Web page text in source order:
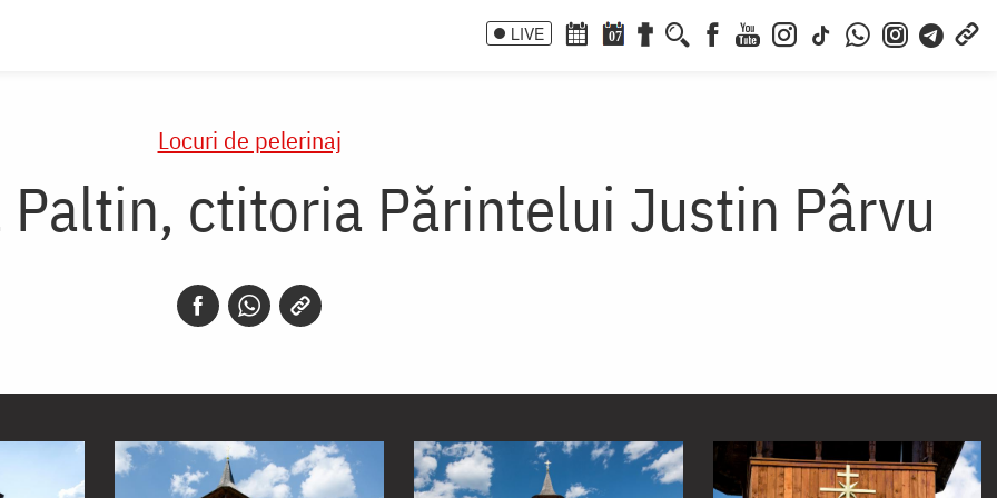
LIVE 07
Locuri de pelerinaj
ctitoria Părintelui Justin Pârvu